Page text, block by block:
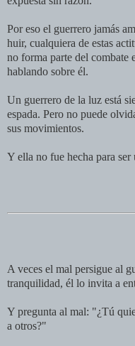
Por eso el guerrero jamás
huir, cualquiera de estas
no forma parte del combate
hablando sobre él.
Un guerrero de la luz está
espada. Pero no puede
sus movimientos.
Y ella no fue hecha para ser
A veces el mal persigue al
tranquilidad, él lo invita a
Y pregunta al mal: "¿Tú
a otros?"